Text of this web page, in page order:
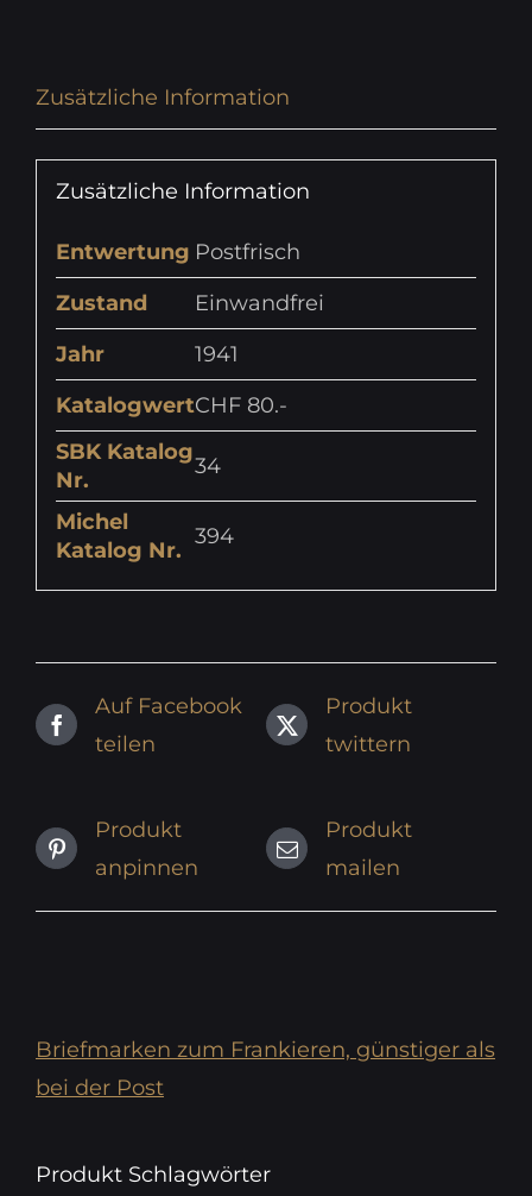
Zusätzliche Information
Zusätzliche Information
Entwertung Postfrisch
Zustand
Einwandfrei
Jahr
1941
KatalogwertCHF 80.-
SBK Katalog
Nr.
34
Michel
Katalog Nr.
394
Auf Facebook
teilen
Produkt
twittern
Produkt
anpinnen
Produkt
mailen
Briefmarken zum Frankieren, günstiger als
bei der Post
Produkt Schlagwörter